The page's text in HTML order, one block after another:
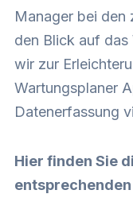
Manager bei den
den Blick auf das
wir zur
Wartungsplaner
Datenerfassung
Hier finden Sie